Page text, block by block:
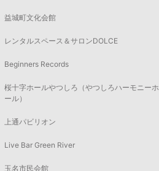
益城町文化会館
レンタルスペース＆サロンDOLCE
Beginners Records
桜十字ホールやつしろ（やつしろハーモニーホ
ール）
上通パビリオン
Live Bar Green River
玉名市民会館